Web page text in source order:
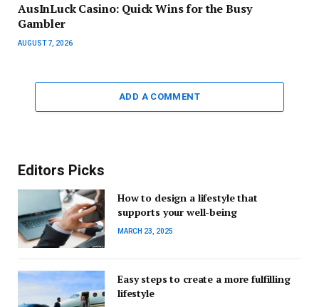
AusInLuck Casino: Quick Wins for the Busy
Gambler
AUGUST 7, 2026
ADD A COMMENT
Editors Picks
How to design a lifestyle that
supports your well-being
MARCH 23, 2025
Easy steps to create a more fulfilling
lifestyle